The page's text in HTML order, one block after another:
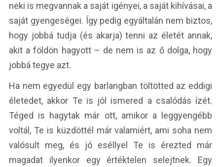
neki is megvannak a saját igényei, a saját kihívásai, a
saját gyengeségei. Így pedig egyáltalán nem biztos,
hogy jobbá tudja (és akarja) tenni az életét annak,
akit a földön hagyott – de nem is az ő dolga, hogy
jobbá tegye azt.
Ha nem egyedül egy barlangban töltötted az eddigi
életedet, akkor Te is jól ismered a csalódás ízét.
Téged is hagytak már ott, amikor a leggyengébb
voltál, Te is küzdöttél már valamiért, ami soha nem
valósult meg, és jó eséllyel Te is érezted már
magadat ilyenkor egy értéktelen selejtnek. Egy